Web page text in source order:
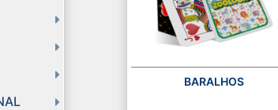
BARALHOS